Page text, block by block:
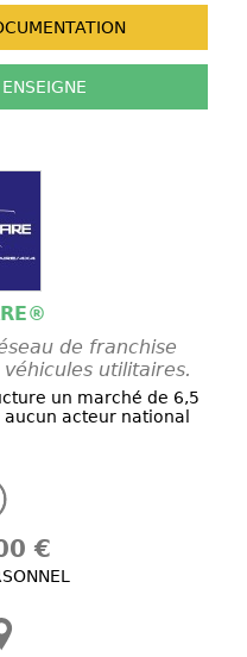
ENSEIGNE
de franchise
utilitaires.
un marché de 6,5
acteur national
€